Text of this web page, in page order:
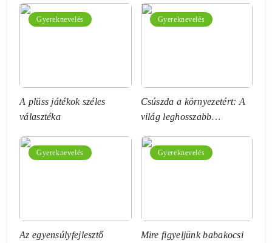
Gyereknevelés
A plüss játékok széles
választéka
Gyereknevelés
Csúszda a környezetért: A
világ leghosszabb
Gyereknevelés
Az egyensúlyfejlesztő
Gyereknevelés
Mire figyeljünk babakocsi